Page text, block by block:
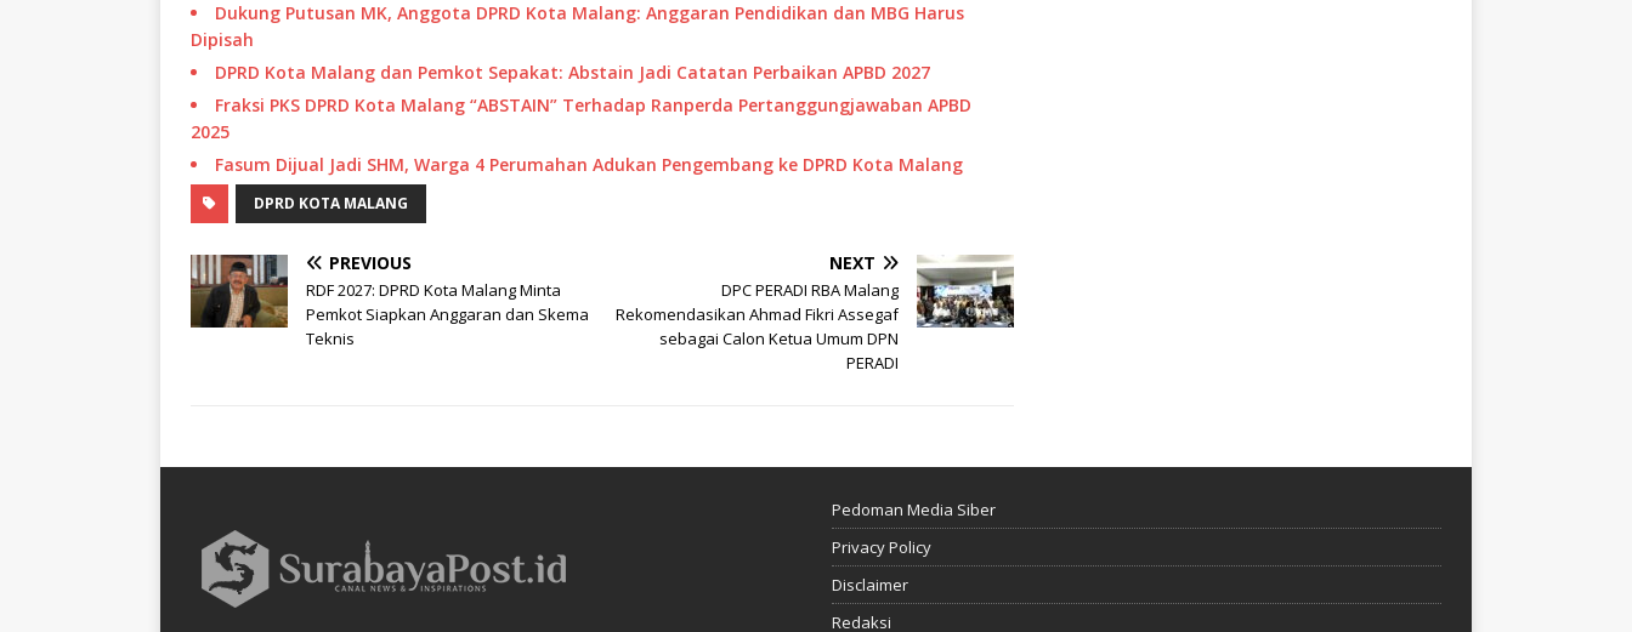
Dukung Putusan MK, Anggota DPRD Kota Malang: Anggaran Pendidikan dan MBG Harus
Dipisah
DPRD Kota Malang dan Pemkot Sepakat: Abstain Jadi Catatan Perbaikan APBD 2027
Fraksi PKS DPRD Kota Malang “ABSTAIN” Terhadap Ranperda Pertanggungjawaban APBD
2025
Fasum Dijual Jadi SHM, Warga 4 Perumahan Adukan Pengembang ke DPRD Kota Malang
DPRD KOTA MALANG
PREVIOUS
RDF 2027: DPRD Kota Malang Minta
Pemkot Siapkan Anggaran dan Skema
Teknis
NEXT
DPC PERADI RBA Malang
Rekomendasikan Ahmad Fikri Assegaf
sebagai Calon Ketua Umum DPN
PERADI
Pedoman Media Siber
Privacy Policy
Disclaimer
Redaksi